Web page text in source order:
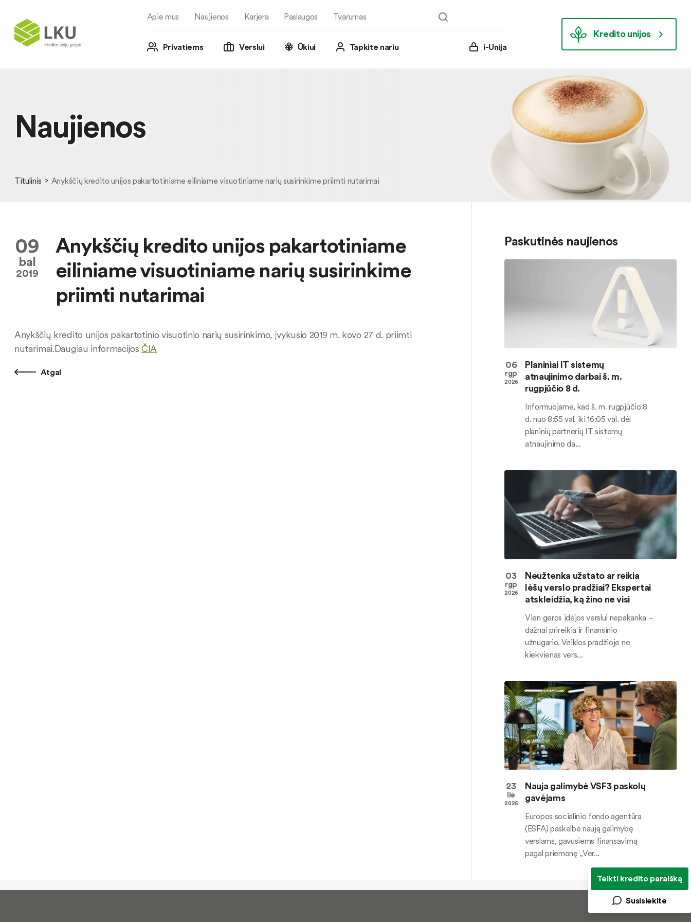
Apie mus Naujienos Karjera Paslaugos Tvarumas
Privatiems Verslui Ūkiui Tapkite nariu i-Unija
Kredito unijos
Naujienos
Titulinis Anykščių kredito unijos pakartotiniame eiliniame visuotiniame narių susirinkime priimti nutarimai
09
bal
2019
Anykščių kredito unijos pakartotiniame
eiliniame visuotiniame narių susirinkime
priimti nutarimai
Anykščių kredito unijos pakartotinio visuotinio narių susirinkimo, įvykusio 2019 m. kovo 27 d. priimti
nutarimai.Daugiau informacijosČIA
Atgal
Paskutinės naujienos
06
rgp
2026
Planiniai IT sistemų
atnaujinimo darbai š. m.
rugpjūčio 8 d.
Informuojame, kad š. m. rugpjūčio 8
d. nuo 8:55 val. iki 16:05 val. dėl
planinių partnerių IT sistemų
atnaujinimo da...
03
rgp
2026
Neužtenka užstato ar reikia
lėšų verslo pradžiai? Ekspertai
atskleidžia, ką žino ne visi
Vien geros idėjos verslui nepakanka –
dažnai prireikia ir finansinio
užnugario. Veiklos pradžioje ne
kiekvienas vers...
23
lie
2026
Nauja galimybė VSF3 paskolų
gavėjams
Europos socialinio fondo agentūra
(ESFA) paskelbė naują galimybę
verslams, gavusiems finansavimą
pagal priemonę „Ver...
Teikti kredito paraišką
Susisiekite